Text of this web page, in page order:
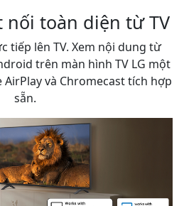
nối toàn diện từ TV
tiếp lên TV. Xem nội dung từ
trên màn hình TV LG một
AirPlay và Chromecast tích hợp
sẵn.